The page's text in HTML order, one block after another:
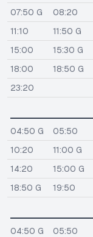
07:50 G
08:20
11:10
11:50 G
15:00
15:30 G
18:00
18:50 G
23:20
04:50 G 05:50
10:20
11:00 G
14:20
15:00 G
18:50 G
19:50
04:50 G 05:50